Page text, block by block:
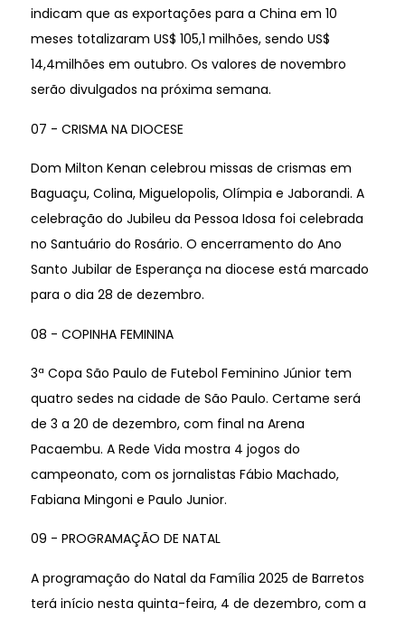
indicam que as exportações para a China em 10
meses totalizaram US$ 105,1 milhões, sendo US$
14,4milhões em outubro. Os valores de novembro
serão divulgados na próxima semana.
07 - CRISMA NA DIOCESE
Dom Milton Kenan celebrou missas de crismas em
Baguaçu, Colina, Miguelopolis, Olímpia e Jaborandi. A
celebração do Jubileu da Pessoa Idosa foi celebrada
no Santuário do Rosário. O encerramento do Ano
Santo Jubilar de Esperança na diocese está marcado
para o dia 28 de dezembro.
08 - COPINHA FEMININA
3ª Copa São Paulo de Futebol Feminino Júnior tem
quatro sedes na cidade de São Paulo. Certame será
de 3 a 20 de dezembro, com final na Arena
Pacaembu. A Rede Vida mostra 4 jogos do
campeonato, com os jornalistas Fábio Machado,
Fabiana Mingoni e Paulo Junior.
09 - PROGRAMAÇÃO DE NATAL
A programação do Natal da Família 2025 de Barretos
terá início nesta quinta-feira, 4 de dezembro, com a